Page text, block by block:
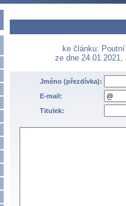
ke článku:
ze dne
Jméno (přezdívka):
E-mail:
Titulek: